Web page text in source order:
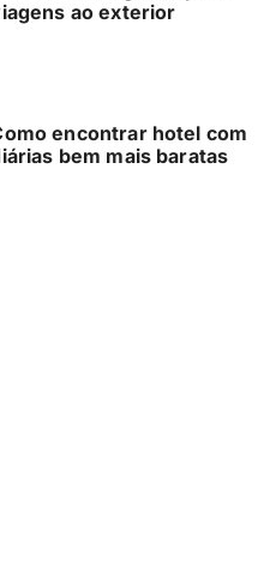
ao exterior
encontrar hotel com
bem mais baratas